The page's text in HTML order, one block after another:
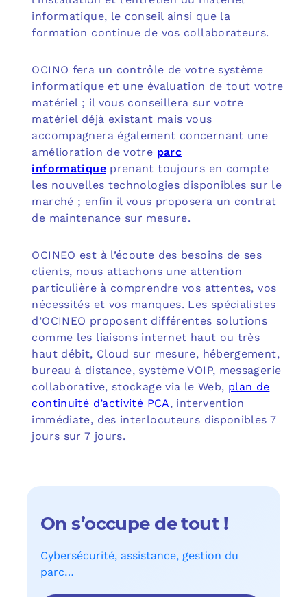
informatique, le conseil ainsi que la
formation continue de vos collaborateurs.
OCINO fera un contrôle de votre système
informatique et une évaluation de tout votre
matériel ; il vous conseillera sur votre
matériel déjà existant mais vous
accompagnera également concernant une
amélioration de votre parc
informatiqueprenant toujours en compte
les nouvelles technologies disponibles sur le
marché ; enfin il vous proposera un contrat
de maintenance sur mesure.
OCINEO est à l’écoute des besoins de ses
clients, nous attachons une attention
particulière à comprendre vos attentes, vos
nécessités et vos manques. Les spécialistes
d’OCINEO proposent différentes solutions
comme les liaisons internet haut ou très
haut débit, Cloud sur mesure, hébergement,
bureau à distance, système VOIP, messagerie
collaborative, stockage via le Web, plan de
continuité d’activité PCA, intervention
immédiate, des interlocuteurs disponibles 7
jours sur 7 jours.
On s’occupe de tout !
Cybersécurité, assistance, gestion du
parc…